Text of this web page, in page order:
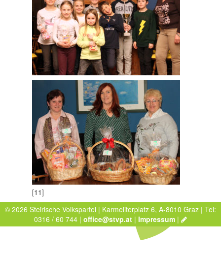
[11]
© 2026 Steirische Volkspartei | Karmeliterplatz 6, A-8010 Graz | Tel:
0316 / 60 744 | office@stvp.at | Impressum |